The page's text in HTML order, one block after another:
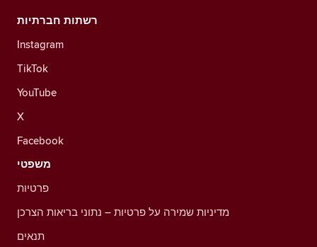
רשתות חברתיות
Instagram
TikTok
YouTube
X
Facebook
משפטי
פרטיות
מדיניות שמירה על פרטיות – נתוני בריאות הצרכן
תנאים